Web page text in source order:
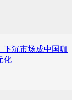
下沉市场成中国咖
化